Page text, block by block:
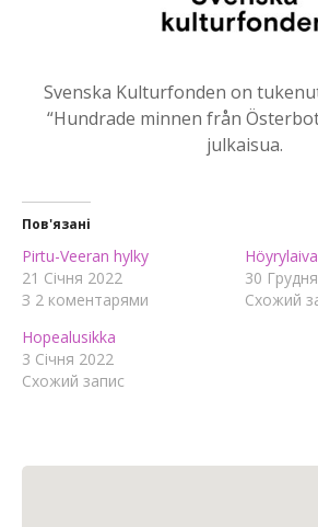
Svenska Kulturfonden on
“Hundrade minnen från
julkaisua.
Пов'язані
Pirtu-Veeran hylky
21 Січня 2022
З 2 коментарями
30
Схожий
Hopealusikka
3 Січня 2022
Схожий запис